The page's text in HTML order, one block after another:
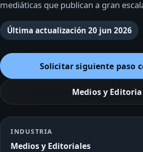
mediáticas que publican a gran
Última actualización 20 jun 2026
Solicitar siguiente paso
Medios y
INDUSTRIA
Medios y Editoriales